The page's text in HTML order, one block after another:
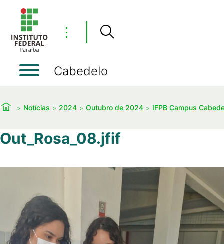
⋮
Cabedelo
Notícias 2024 Outubro de 2024 IFPB Campus
Out_Rosa_08.jfif